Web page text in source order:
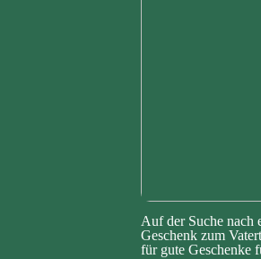
Auf der Suche nach
Geschenk zum
für gute Geschenke